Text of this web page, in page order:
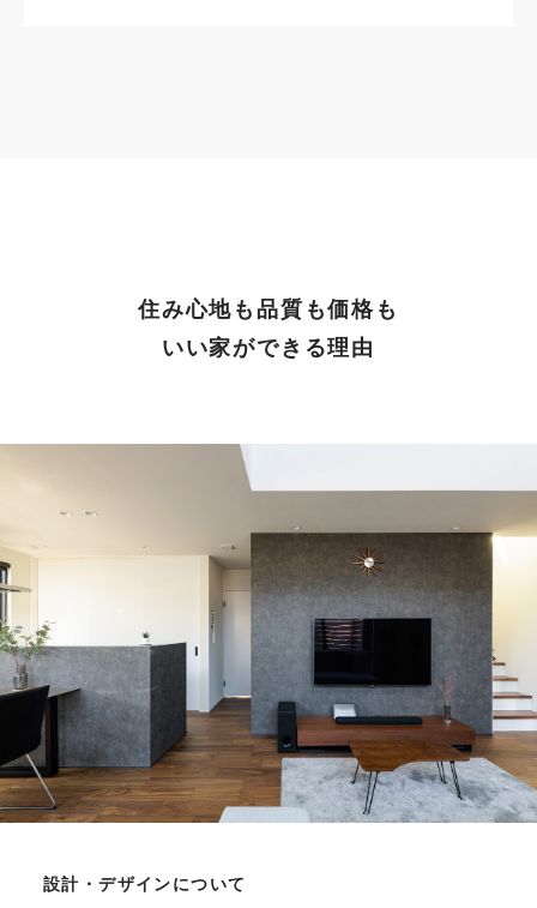
住み心地も品質も価格も
いい家ができる理由
設計・デザインについて